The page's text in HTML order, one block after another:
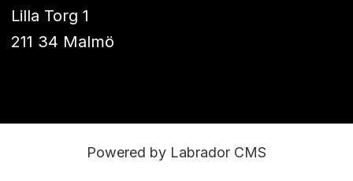
Lilla Torg 1
211 34 Malmö
Powered by Labrador CMS